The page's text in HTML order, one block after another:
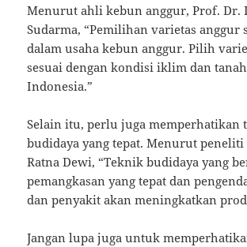
Menurut ahli kebun anggur, Prof. Dr.
Sudarma, “Pemilihan varietas anggur
dalam usaha kebun anggur. Pilih
sesuai dengan kondisi iklim dan
Indonesia.”
Selain itu, perlu juga memperhatikan
budidaya yang tepat. Menurut
Ratna Dewi, “Teknik budidaya yang
pemangkasan yang tepat dan
dan penyakit akan meningkatkan
Jangan lupa juga untuk